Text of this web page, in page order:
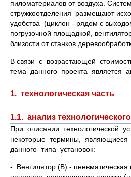
пиломатериалов от воздуха.
стружкоотделения размещают
удобства (циклон - рядом с
погрузочной площадкой,
близости от станков
В связи с возрастающей
тема данного проекта является
1. технологическая часть
1.1. анализ
При описании технологической
некоторые термины,
данного типа установок:
- Вентилятор (В) -